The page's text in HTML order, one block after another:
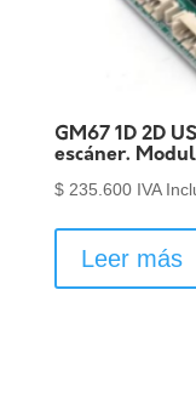
GM67 1D 2D
escáner.
$235.600 IVA
Leer más